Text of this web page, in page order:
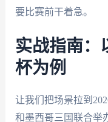
要比赛前干着急。
实战指南：
杯为例
让我们把场景拉到
和墨西哥三国联合举